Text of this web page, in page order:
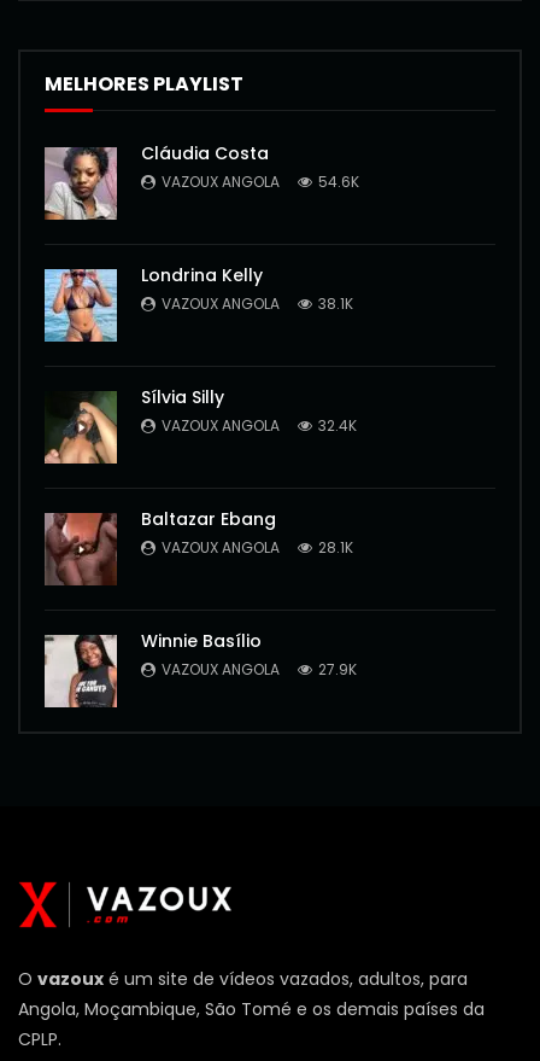
MELHORES PLAYLIST
Cláudia Costa
VAZOUX ANGOLA 54.6K
Londrina Kelly
VAZOUX ANGOLA 38.1K
Sílvia Silly
VAZOUX ANGOLA 32.4K
Baltazar Ebang
VAZOUX ANGOLA 28.1K
Winnie Basílio
VAZOUX ANGOLA 27.9K
O vazoux é um site de vídeos vazados, adultos, para
Angola, Moçambique, São Tomé e os demais países da
CPLP.